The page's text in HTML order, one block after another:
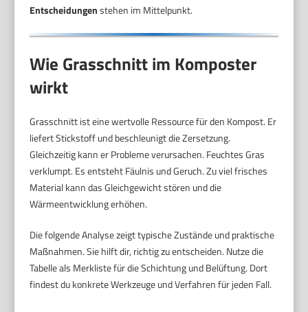
Entscheidungenstehen im Mittelpunkt.
Wie Grasschnitt im Komposter
wirkt
Grasschnitt ist eine wertvolle Ressource für den Kompost. Er
liefert Stickstoff und beschleunigt die Zersetzung.
Gleichzeitig kann er Probleme verursachen. Feuchtes Gras
verklumpt. Es entsteht Fäulnis und Geruch. Zu viel frisches
Material kann das Gleichgewicht stören und die
Wärmeentwicklung erhöhen.
Die folgende Analyse zeigt typische Zustände und praktische
Maßnahmen. Sie hilft dir, richtig zu entscheiden. Nutze die
Tabelle als Merkliste für die Schichtung und Belüftung. Dort
findest du konkrete Werkzeuge und Verfahren für jeden Fall.